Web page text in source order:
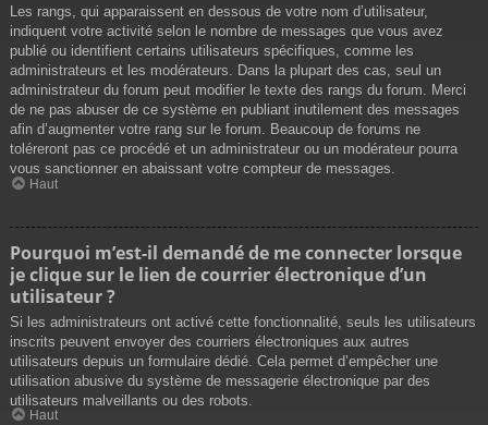
Les rangs, qui apparaissent en dessous de votre nom d’utilisateur,
indiquent votre activité selon le nombre de messages que vous avez
publié ou identifient certains utilisateurs spécifiques, comme les
administrateurs et les modérateurs. Dans la plupart des cas, seul un
administrateur du forum peut modifier le texte des rangs du forum. Merci
de ne pas abuser de ce système en publiant inutilement des messages
afin d’augmenter votre rang sur le forum. Beaucoup de forums ne
toléreront pas ce procédé et un administrateur ou un modérateur pourra
vous sanctionner en abaissant votre compteur de messages.
Haut
Pourquoi m’est-il demandé de me connecter lorsque
je clique sur le lien de courrier électronique d’un
utilisateur ?
Si les administrateurs ont activé cette fonctionnalité, seuls les utilisateurs
inscrits peuvent envoyer des courriers électroniques aux autres
utilisateurs depuis un formulaire dédié. Cela permet d’empêcher une
utilisation abusive du système de messagerie électronique par des
utilisateurs malveillants ou des robots.
Haut